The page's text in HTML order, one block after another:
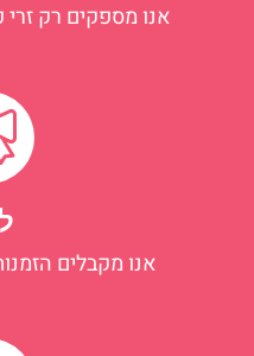
אנו מספקים רק זרי
אנו מקבלים